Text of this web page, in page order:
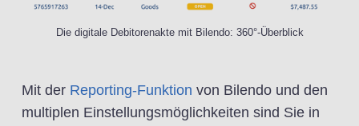
Die digitale Debitorenakte mit Bilendo: 360°-Überblick
Mit der Reporting-Funktion von Bilendo und den
multiplen Einstellungsmöglichkeiten sind Sie in